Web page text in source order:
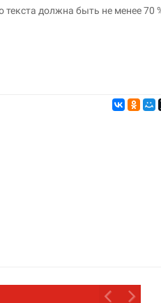
должна быть не менее 70